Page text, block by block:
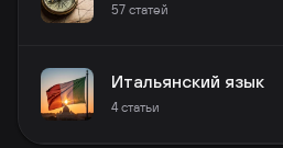
57 статей
Итальянский язык
4 статьи